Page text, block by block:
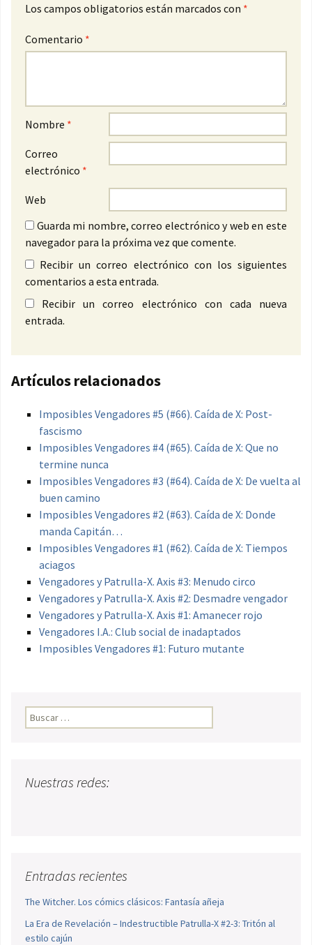
Los campos obligatorios están marcados con *
Comentario *
Nombre *
Correo
electrónico *
Web
Guarda mi nombre, correo electrónico y web en este
navegador para la próxima vez que comente.
Recibir un correo electrónico con los siguientes
comentarios a esta entrada.
Recibir un correo electrónico con cada nueva
entrada.
Artículos relacionados
Imposibles Vengadores #5 (#66). Caída de X: Post-
fascismo
Imposibles Vengadores #4 (#65). Caída de X: Que no
termine nunca
Imposibles Vengadores #3 (#64). Caída de X: De vuelta al
buen camino
Imposibles Vengadores #2 (#63). Caída de X: Donde
manda Capitán…
Imposibles Vengadores #1 (#62). Caída de X: Tiempos
aciagos
Vengadores y Patrulla-X. Axis #3: Menudo circo
Vengadores y Patrulla-X. Axis #2: Desmadre vengador
Vengadores y Patrulla-X. Axis #1: Amanecer rojo
Vengadores I.A.: Club social de inadaptados
Imposibles Vengadores #1: Futuro mutante
Buscar:
Nuestras redes:
Entradas recientes
The Witcher. Los cómics clásicos: Fantasía añeja
La Era de Revelación – Indestructible Patrulla-X #2-3: Tritón al
estilo cajún